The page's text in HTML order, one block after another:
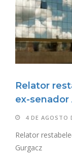
Relator
ex-senador
4 DE AGOSTO
Relator
Gurgacz